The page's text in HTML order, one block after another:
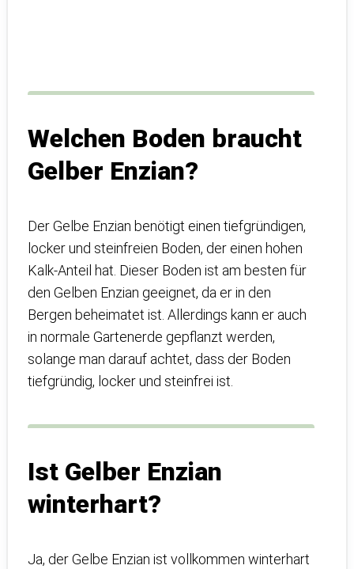
Welchen Boden braucht
Gelber Enzian?
Der Gelbe Enzian benötigt einen tiefgründigen,
locker und steinfreien Boden, der einen hohen
Kalk-Anteil hat. Dieser Boden ist am besten für
den Gelben Enzian geeignet, da er in den
Bergen beheimatet ist. Allerdings kann er auch
in normale Gartenerde gepflanzt werden,
solange man darauf achtet, dass der Boden
tiefgründig, locker und steinfrei ist.
Ist Gelber Enzian
winterhart?
Ja, der Gelbe Enzian ist vollkommen winterhart